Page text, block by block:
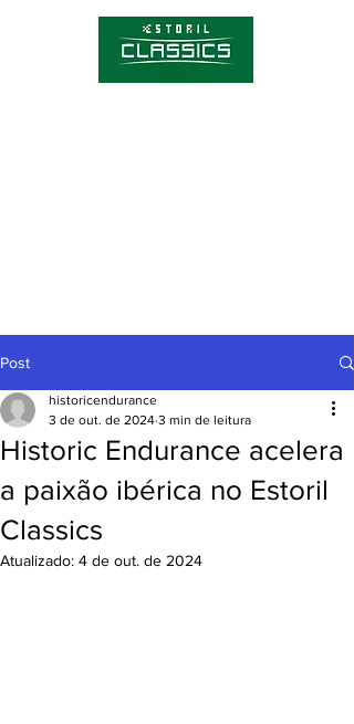
Post
Historic Endurance acelera
a paixão ibérica no Estoril
Classics
historicendurance
3 de out. de 2024 3 min de leitura
Atualizado: 4 de out. de 2024